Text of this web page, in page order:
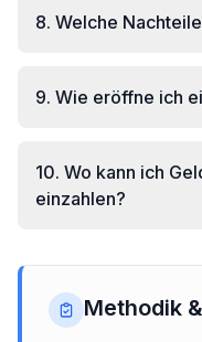
8. Welche
9. Wie eröffne ich
10. Wo kann ich
einzahlen?
Methodik